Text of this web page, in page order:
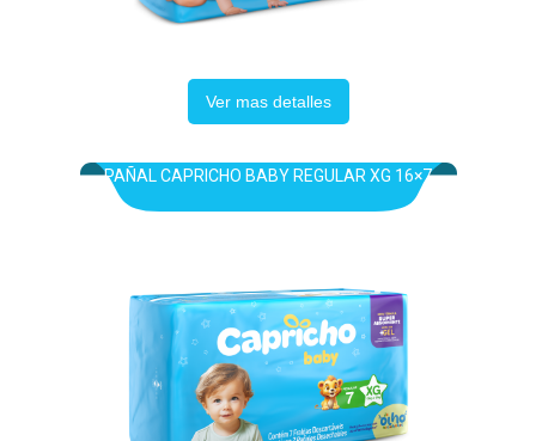
Ver mas detalles
PAÑAL CAPRICHO BABY REGULAR XG 16×7